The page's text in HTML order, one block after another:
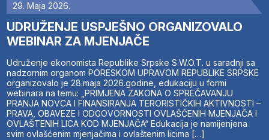
29. Maja 2026.
UDRUŽENJE USPJEŠNO ORGANIZOVALO
WEBINAR ZA MJENJAČE
Udruženje ekonomista Republike Srpske S.W.O.T. u saradnji sa
nadzornim organom PORESKOM UPRAVOM REPUBLIKE SRPSKE
organizovalo je 28.maja 2026.godine, edukaciju u formi
webinara na temu: „PRIMJENA ZAKONA O SPREČAVANJU
PRANJA NOVCA I FINANSIRANJA TERORISTIČKIH AKTIVNOSTI –
PRAVA, OBAVEZE I ODGOVORNOSTI OVLAŠĆENIH MJENJAČA I
OVLAŠTENIH LICA KOD MJENJAČA“ Edukacija je namijenjena
svim ovlašćenim mjenjačima i ovlaštenim licima […]